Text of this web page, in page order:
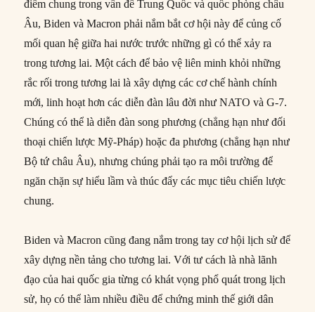
điểm chung trong vấn đề Trung Quốc và quốc phòng châu
Âu, Biden và Macron phải nắm bắt cơ hội này để củng cố
mối quan hệ giữa hai nước trước những gì có thể xảy ra
trong tương lai. Một cách để bảo vệ liên minh khỏi những
rắc rối trong tương lai là xây dựng các cơ chế hành chính
mới, linh hoạt hơn các diễn đàn lâu đời như NATO và G-7.
Chúng có thể là diễn đàn song phương (chẳng hạn như đối
thoại chiến lược Mỹ-Pháp) hoặc đa phương (chẳng hạn như
Bộ tứ châu Âu), nhưng chúng phải tạo ra môi trường để
ngăn chặn sự hiểu lầm và thúc đẩy các mục tiêu chiến lược
chung.
Biden và Macron cũng đang nắm trong tay cơ hội lịch sử để
xây dựng nền tảng cho tương lai. Với tư cách là nhà lãnh
đạo của hai quốc gia từng có khát vọng phổ quát trong lịch
sử, họ có thể làm nhiều điều để chứng minh thế giới dân